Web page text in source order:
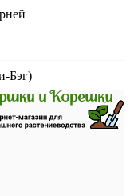
Бэг)